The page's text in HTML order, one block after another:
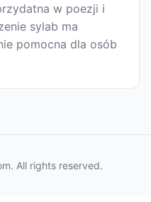
w poezji i
sylab ma
pomocna dla osób
All rights reserved.